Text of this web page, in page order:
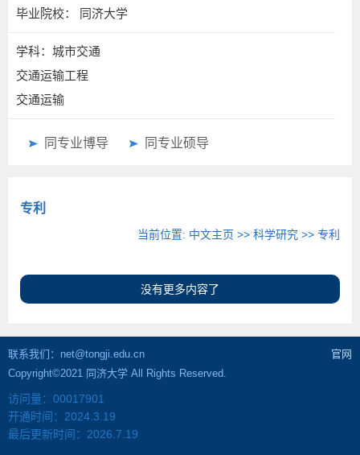
毕业院校： 同济大学
学科：城市交通
交通运输工程
交通运输
同专业博导 同专业硕导
专利
当前位置: 中文主页 >>科学研究 >>专利
没有更多内容了
官网
联系我们：net@tongji.edu.cn
Copyright©2021 同济大学 All Rights Reserved.
访问量： 00017901
开通时间： 2024 3 19
最后更新时间： 2026 7 19